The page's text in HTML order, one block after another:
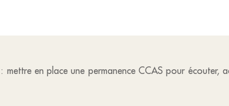
en place une permanence CCAS pour écouter,